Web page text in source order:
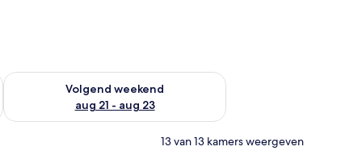
weekend aug 14 - aug 16
Volgend weekend
aug 21 - aug 23
De beschikbaarheid controleren voor volgend weekend aug
13 van 13 kamers weergeven